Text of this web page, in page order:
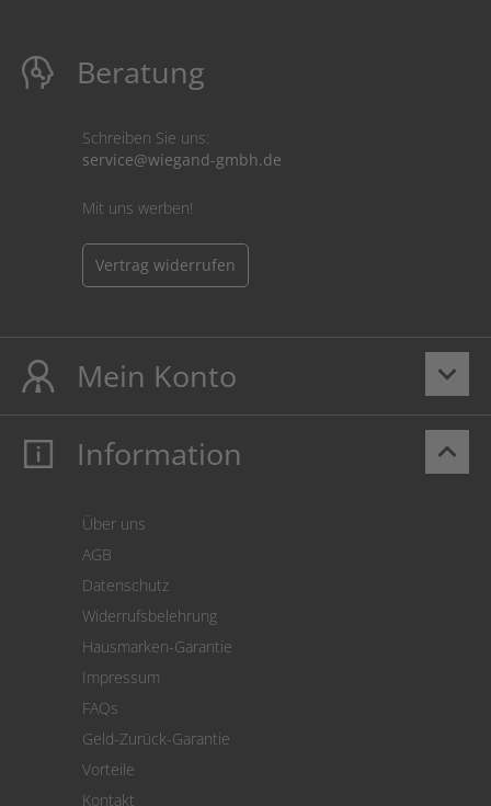
Beratung
Schreiben Sie uns:
service@wiegand-gmbh.de
Mit uns werben!
Vertrag widerrufen
keyboard_arrow_down
Mein Konto
Mein Konto
Cookie Einstellungen
keyboard_arrow_up
Information
Über uns
AGB
Datenschutz
Widerrufsbelehrung
Hausmarken-Garantie
Impressum
FAQs
Geld-Zurück-Garantie
Vorteile
Kontakt